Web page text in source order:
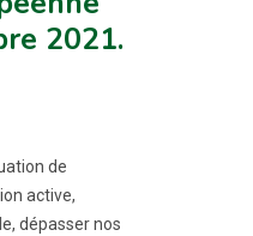
2021.
de
active,
dépasser nos